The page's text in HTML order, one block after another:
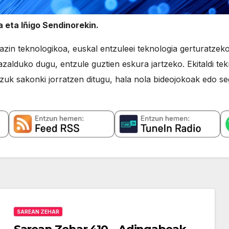
Iñigo Sendinorekin.
teknologikoa, euskal entzuleei teknologia
dugu, entzule guztien eskura jartzeko. Ekitaldi
sakonki jorratzen ditugu, hala nola bideojokoak edo
SAREAN ZEHAR